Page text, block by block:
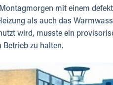
mit einem
als auch das
wird, musste ein
Betrieb zu halten.